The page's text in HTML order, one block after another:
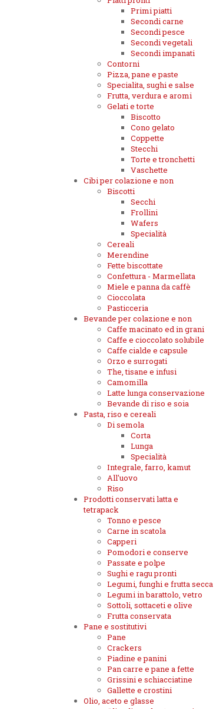
Primi piatti
Secondi carne
Secondi pesce
Secondi vegetali
Secondi impanati
Contorni
Pizza, pane e paste
Specialita, sughi e salse
Frutta, verdura e aromi
Gelati e torte
Biscotto
Cono gelato
Coppette
Stecchi
Torte e tronchetti
Vaschette
Cibi per colazione e non
Biscotti
Secchi
Frollini
Wafers
Specialità
Cereali
Merendine
Fette biscottate
Confettura - Marmellata
Miele e panna da caffè
Cioccolata
Pasticceria
Bevande per colazione e non
Caffe macinato ed in grani
Caffe e cioccolato solubile
Caffe cialde e capsule
Orzo e surrogati
The, tisane e infusi
Camomilla
Latte lunga conservazione
Bevande di riso e soia
Pasta, riso e cereali
Di semola
Corta
Lunga
Specialità
Integrale, farro, kamut
All'uovo
Riso
Prodotti conservati latta e
tetrapack
Tonno e pesce
Carne in scatola
Capperi
Pomodori e conserve
Passate e polpe
Sughi e ragu pronti
Legumi, funghi e frutta secca
Legumi in barattolo, vetro
Sottoli, sottaceti e olive
Frutta conservata
Pane e sostitutivi
Pane
Crackers
Piadine e panini
Pan carre e pane a fette
Grissini e schiacciatine
Gallette e crostini
Olio, aceto e glasse